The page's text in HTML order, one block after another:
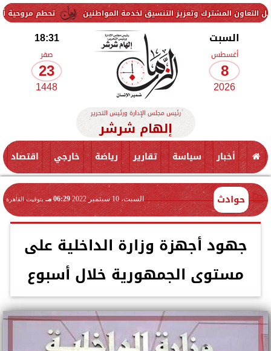
تحطم مروحية أثناء مكافحة حريق التنسيق لخدمة المواطنين
السبت
أغسطس
8
2026
18:31
صفر
23
1448
رئيس مجلس الإدارة ورئيس التحرير
إلهام شرشر
أخبار سياسة تقارير رياضة خارجي اقتصاد
حوادث السبت، 10 سبتمبر 2022 06:29 مـ بتوقيت القاهرة
جهود أجهزة وزارة الداخلية على
مستوى الجمهورية خلال أسبوع